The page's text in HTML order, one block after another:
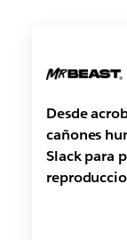
Desde
cañones
Slack para